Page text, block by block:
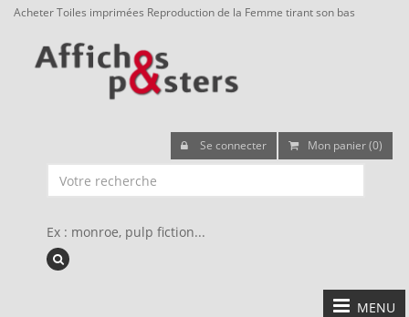
Acheter Toiles imprimées Reproduction de la Femme tirant son bas
Se connecter Mon panier (0)
Ex : monroe, pulp fiction...
MENU